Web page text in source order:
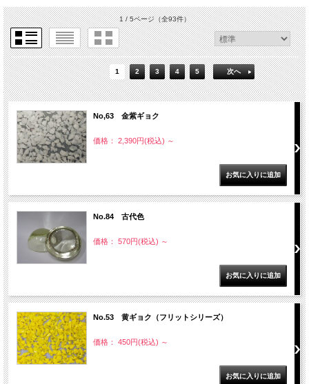
1 / 5ページ（全93件）
1 2 3 4 5 次へ
No,63 金紫ギョク
価格： 2,390円(税込) ～
No.84 古代色
価格： 570円(税込) ～
No.53 黄ギョク（フリットシリーズ）
価格： 450円(税込) ～